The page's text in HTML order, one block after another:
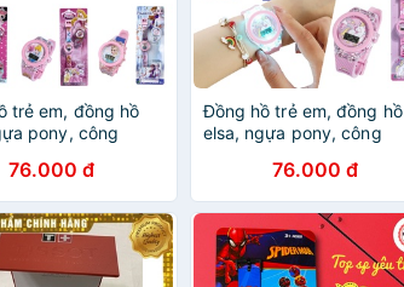
trẻ em, đồng hồ
pony, công
tuổi ZG Boutique
76.000 đ
Đồng hồ trẻ em, đồng hồ
elsa, ngựa pony, công
1 đến 10 tuổi Cuội Store
76.000 đ